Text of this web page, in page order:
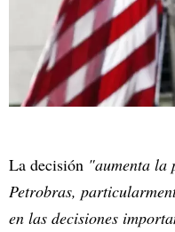
La decisión "aumenta la
Petrobras,
en las decisiones